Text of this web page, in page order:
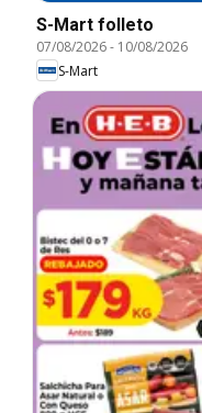
S-Mart folleto
07/08/2026- 10/08/2026
S-Mart